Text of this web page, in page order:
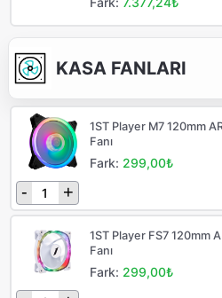
KASA FANLARI
1ST Player M7 120mm
Fanı
Fark: 299,00₺
- +
1ST Player FS7 120mm
Fanı
Fark: 299,00₺